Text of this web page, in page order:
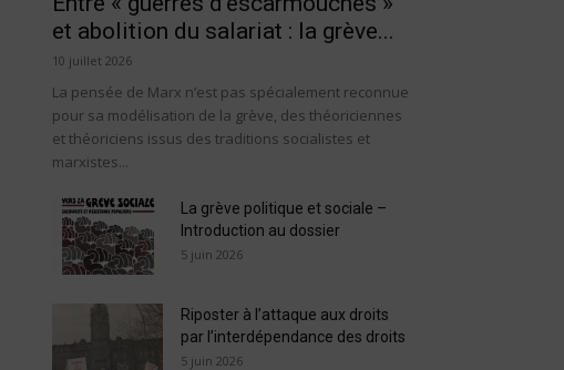
et abolition du salariat : la grève...
10 juillet 2026
La pensée de Marx n’est pas spécialement reconnue
pour sa modélisation de la grève, des théoriciennes
et théoriciens issus des traditions socialistes et
marxistes...
La grève politique et sociale –
Introduction au dossier
5 juin 2026
Riposter à l’attaque aux droits
par l’interdépendance des droits
5 juin 2026